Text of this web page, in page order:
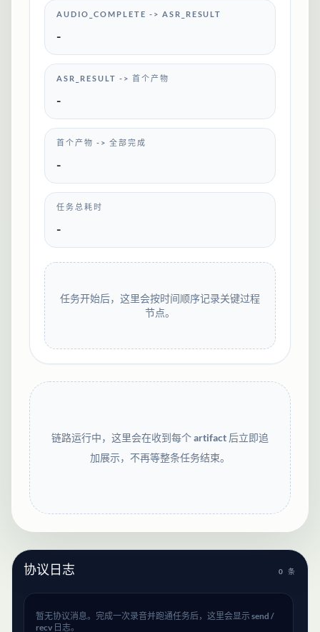
AUDIO_COMPLETE -> ASR_RESULT
-
ASR_RESULT -> 首个产物
-
首个产物 -> 全部完成
-
任务总耗时
-
任务开始后，这里会按时间顺序记录关键过程
节点。
链路运行中，这里会在收到每个 artifact 后立即追
加展示，不再等整条任务结束。
协议日志 0 条
暂无协议消息。完成一次录音并跑通任务后，这里会显示 send /
recv 日志。